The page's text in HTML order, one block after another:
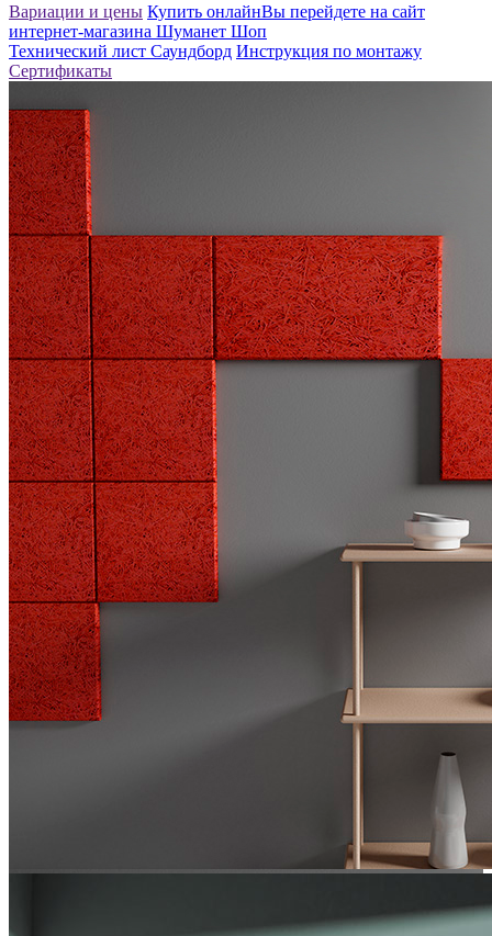
Вариации и цены Купить онлайнВы перейдете на сайт
интернет-магазина Шуманет Шоп
Технический лист Саундборд Инструкция по монтажу
Сертификаты